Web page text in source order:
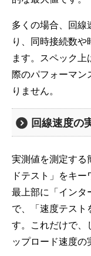
多くの場合、回線
り、同時接続数
ます。スペック
際のパフォーマン
りません。
回線速度の
実測値を測定す
ドテスト」をキ
最上部に「インタ
で、「速度テスト
す。これだけで、
ップロード速度の